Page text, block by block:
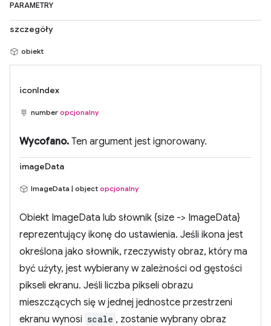
PARAMETRY
szczegóły
obiekt
iconIndex
number opcjonalny
Wycofano. Ten argument jest ignorowany.
imageData
ImageData | object opcjonalny
Obiekt ImageData lub słownik {size -> ImageData}
reprezentujący ikonę do ustawienia. Jeśli ikona jest
określona jako słownik, rzeczywisty obraz, który ma
być użyty, jest wybierany w zależności od gęstości
pikseli ekranu. Jeśli liczba pikseli obrazu
mieszczących się w jednej jednostce przestrzeni
ekranu wynosi scale , zostanie wybrany obraz